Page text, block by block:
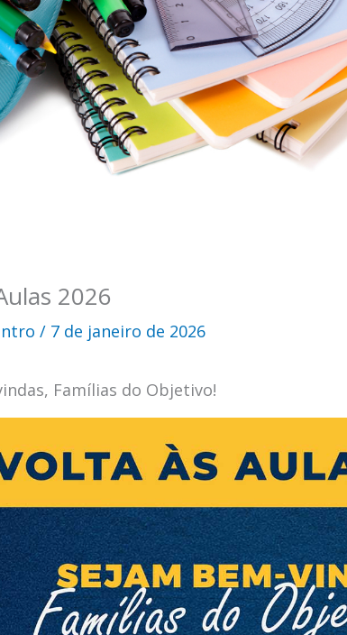
2026
/ 7 de janeiro de 2026
Famílias do Objetivo!